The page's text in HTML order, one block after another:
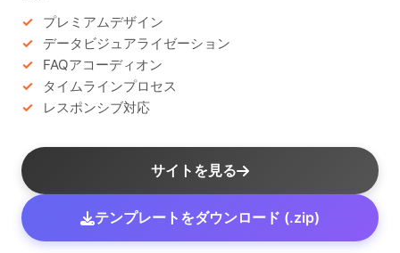
プレミアムデザイン
データビジュアライゼーション
FAQアコーディオン
タイムラインプロセス
レスポンシブ対応
サイトを見る
テンプレートをダウンロード (.zip)